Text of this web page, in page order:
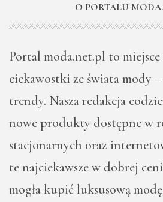
O PORTALU
Portal moda.net.pl to
ciekawostki ze świata mody
trendy. Nasza redakcja
nowe produkty dostępne w
stacjonarnych oraz
te najciekawsze w dobrej
mogła kupić luksusową